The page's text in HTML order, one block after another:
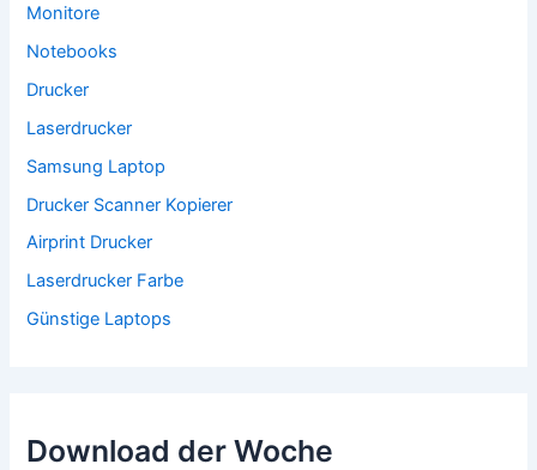
Monitore
Notebooks
Drucker
Laserdrucker
Samsung Laptop
Drucker Scanner Kopierer
Airprint Drucker
Laserdrucker Farbe
Günstige Laptops
Download der Woche